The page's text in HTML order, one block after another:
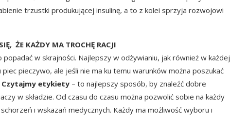
trzustki produkującej insulinę, a to z kolei sprzyja rozwojowi
ŻE KAŻDY MA TROCHĘ RACJI
w skrajności. Najlepszy w odżywianiu, jak również w każdej
pieczywo, ale jeśli nie ma ku temu warunków można poszukać
Czytajmy etykiety – to najlepszy sposób, by znaleźć dobre
w składzie. Od czasu do czasu można pozwolić sobie na każdy
i wskazań medycznych. Każdy ma możliwość wyboru i